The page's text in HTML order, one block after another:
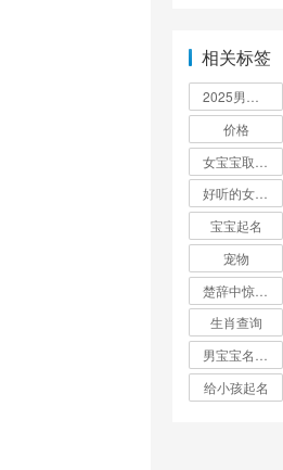
相关标签
价格
宝宝起名
宠物
生肖查询
给小孩起名